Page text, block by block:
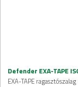
Defender EXA-TAPE
EXA-TAPE